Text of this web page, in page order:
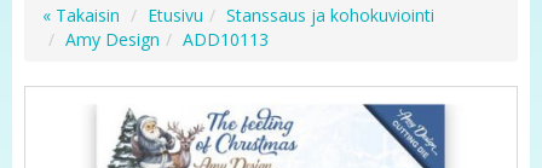
« Takaisin Etusivu
Stanssaus ja kohokuviointi
Amy Design
ADD10113